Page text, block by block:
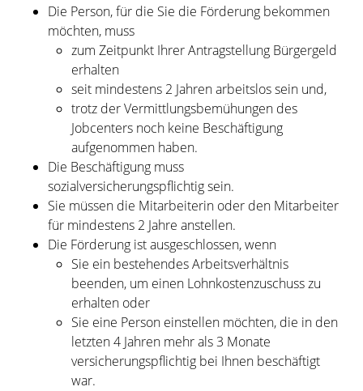
Die Person, für die Sie die Förderung bekommen
möchten, muss
zum Zeitpunkt Ihrer Antragstellung Bürgergeld
erhalten
seit mindestens 2 Jahren arbeitslos sein und,
trotz der Vermittlungsbemühungen des
Jobcenters noch keine Beschäftigung
aufgenommen haben.
Die Beschäftigung muss
sozialversicherungspflichtig sein.
Sie müssen die Mitarbeiterin oder den Mitarbeiter
für mindestens 2 Jahre anstellen.
Die Förderung ist ausgeschlossen, wenn
Sie ein bestehendes Arbeitsverhältnis
beenden, um einen Lohnkostenzuschuss zu
erhalten oder
Sie eine Person einstellen möchten, die in den
letzten 4 Jahren mehr als 3 Monate
versicherungspflichtig bei Ihnen beschäftigt
war.